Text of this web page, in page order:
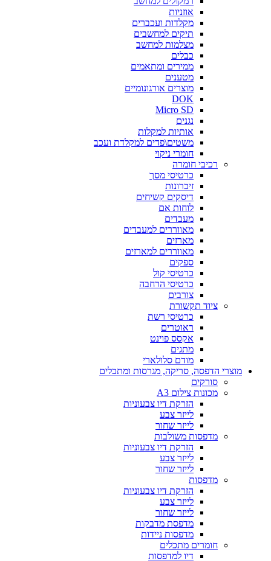
אוזניות
מקלדות ועכברים
תיקים למחשבים
מצלמות למחשב
כבלים
ממירים ומתאמים
מטענים
מוצרים אורגונומיים
DOK
Micro SD
נגנים
אותיות למקלות
משטים\פדים למקלדת ועכב
חומרי ניקוי
רכיבי חומרה
כרטיסי מסך
זיכרונות
דיסקים קשיחים
לוחות אם
מעבדים
מאווררים למעבדים
מארזים
מאווררים למארזים
ספקים
כרטיסי קול
כרטיסי הרחבה
צורבים
ציוד תקשורת
כרטיסי רשת
ראוטרים
אקסס פוינט
מתגים
מודם סלולארי
מוצרי הדפסה, סריקה, מגרסות ומתכלים
סורקים
מכונות צילום A3
הזרקת דיו צבעוניות
לייזר צבע
לייזר שחור
מדפסות משולבות
הזרקת דיו צבעוניות
לייזר צבע
לייזר שחור
מדפסות
הזרקת דיו צבעוניות
לייזר צבע
לייזר שחור
מדפסת מדבקות
מדפסות ניידות
חומרים מתכלים
דיו למדפסות